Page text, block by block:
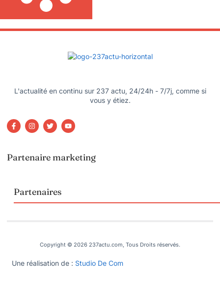
L'actualité en continu sur 237 actu, 24/24h - 7/7j, comme si
vous y étiez.
Partenaire marketing
Partenaires
Copyright © 2026 237actu.com, Tous Droits réservés.
Une réalisation de : Studio De Com